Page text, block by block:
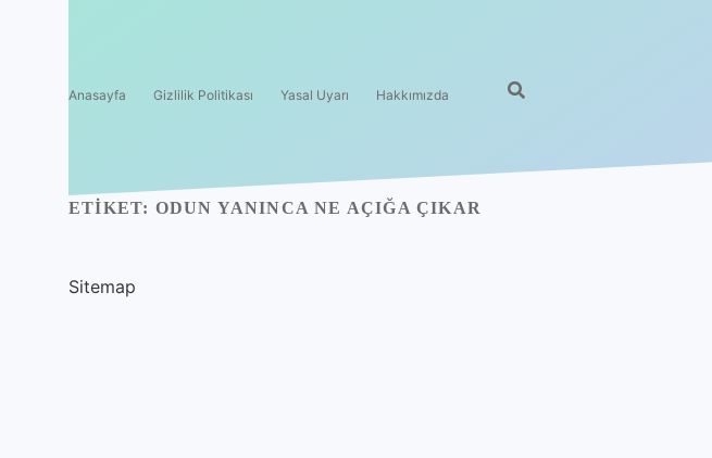
Anasayfa Gizlilik Politikası Yasal Uyarı Hakkımızda
ETIKET: ODUN YANINCA NE AÇIĞA ÇIKAR
Sitemap